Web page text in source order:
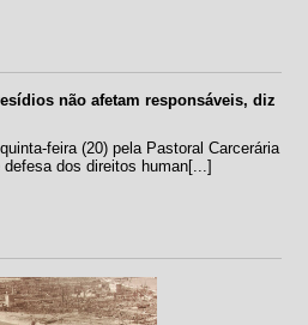
não afetam responsáveis, diz
feira (20) pela Pastoral Carcerária
dos direitos human[...]